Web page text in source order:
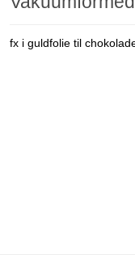
fx i guldfolie til